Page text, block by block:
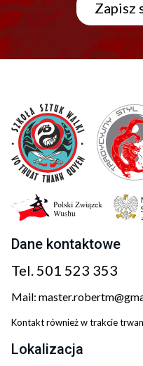
Zapisz
Dane kontaktowe
Tel. 501 523 353
Mail:
Kontakt również w trakcie
Lokalizacja